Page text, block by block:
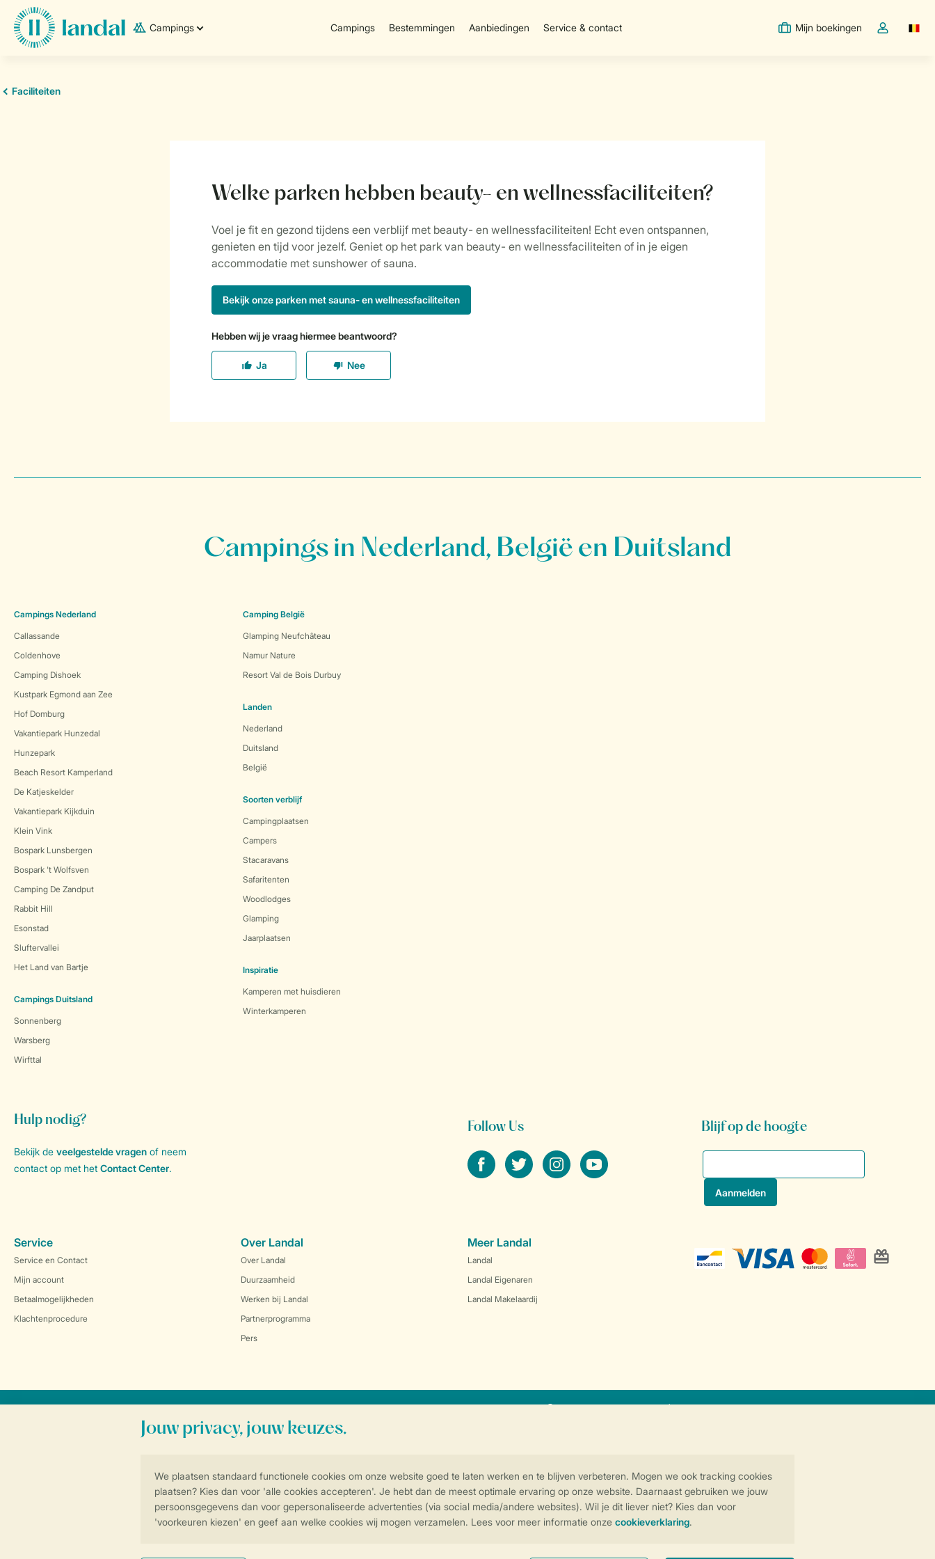
Campings Campings Bestemmingen Aanbiedingen Service & contact Mijn boekingen
Open de
Instellingen wijzigen
Campings in Nederland, België en Duitsland
Campings Nederland
Callassande
Coldenhove
Camping Dishoek
Kustpark Egmond aan Zee
Hof Domburg
Vakantiepark Hunzedal
Hunzepark
Beach Resort Kamperland
De Katjeskelder
Vakantiepark Kijkduin
Klein Vink
Bospark Lunsbergen
Bospark 't Wolfsven
Camping De Zandput
Rabbit Hill
Esonstad
Sluftervallei
Het Land van Bartje
Campings Duitsland
Sonnenberg
Warsberg
Wirfttal
Camping België
Glamping Neufchâteau
Namur Nature
Resort Val de Bois Durbuy
Landen
Nederland
Duitsland
België
Soorten verblijf
Campingplaatsen
Campers
Stacaravans
Safaritenten
Woodlodges
Glamping
Jaarplaatsen
Inspiratie
Kamperen met huisdieren
Winterkamperen
Hulp nodig?
Bekijk de veelgestelde vragen of neem
contact op met het Contact Center.
Follow Us
facebooktwitter instagramyoutube
Blijf op de hoogte
Service
Service en Contact
Mijn account
Betaalmogelijkheden
Klachtenprocedure
Over Landal
Over Landal
Duurzaamheid
Werken bij Landal
Partnerprogramma
Pers
Meer Landal
Landal
Landal Eigenaren
Landal Makelaardij